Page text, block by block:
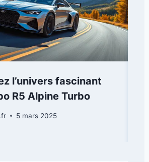
l’univers fascinant
R5 Alpine Turbo
5 mars 2025